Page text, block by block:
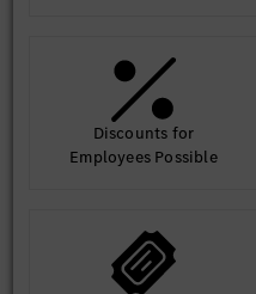
Discounts for
Employees Possible